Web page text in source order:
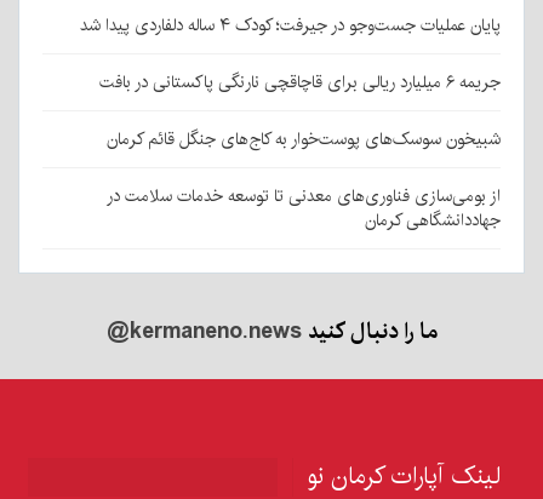
پایان عملیات جست‌وجو در جیرفت؛ کودک ۴ ساله دلفاردی پیدا شد
جریمه ۶ میلیارد ریالی برای قاچاقچی نارنگی پاکستانی در بافت
شبیخون سوسک‌های پوست‌خوار به کاج‌های جنگل قائم کرمان
از بومی‌سازی فناوری‌های معدنی تا توسعه خدمات سلامت در
جهاددانشگاهی کرمان
ما را دنبال کنید@kermaneno.news
لینک آپارات کرمان نو